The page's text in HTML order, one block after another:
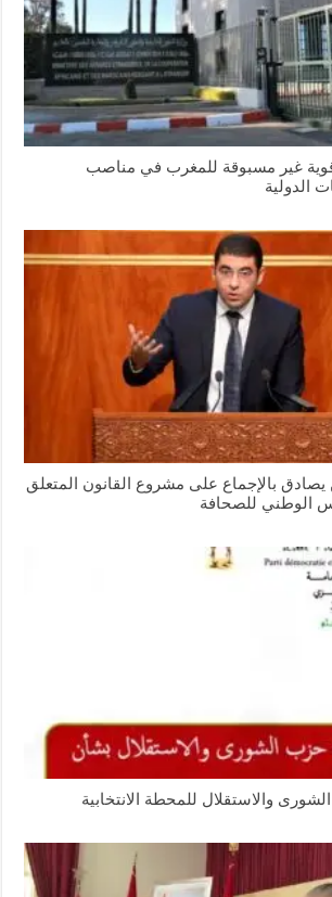
قوية غير مسبوقة للمغرب في مناصب
الدولية
بالإجماع على مشروع القانون المتعلق
الوطني للصحافة
والاستقلال للمحطة الانتخابية